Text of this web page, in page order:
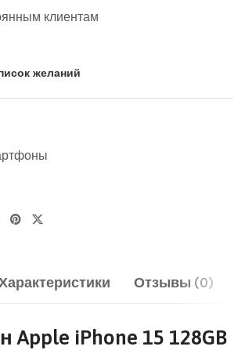
клиентам
желаний
Отзывы (0)
iPhone 15 128GB